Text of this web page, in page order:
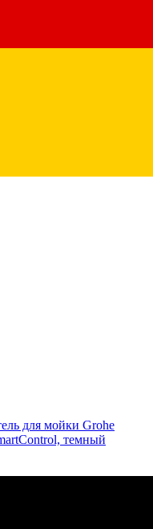
для мойки Grohe
темный